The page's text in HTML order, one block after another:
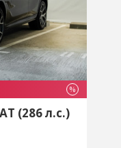
%
(286 л.с.)